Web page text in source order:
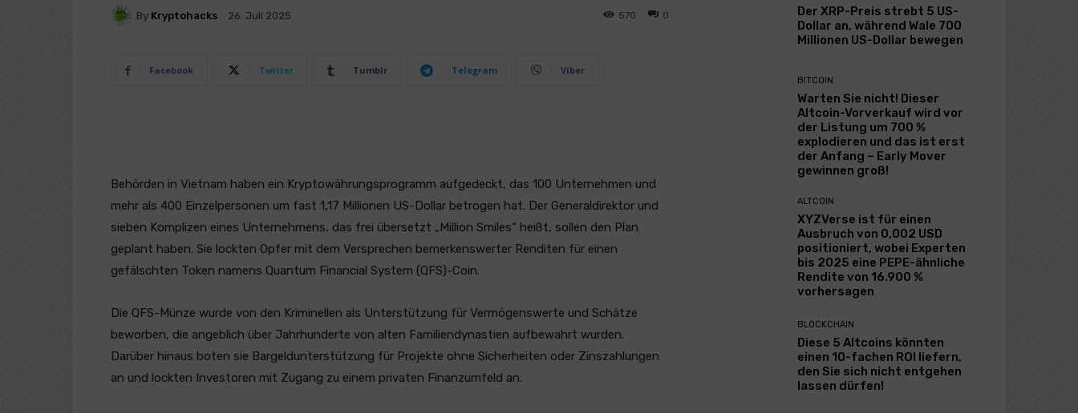
By Kryptohacks 26. Juli 2025 0
570
Facebook Twitter Tumblr Telegram Viber
Behörden in Vietnam haben ein Kryptowährungsprogramm aufgedeckt, das 100 Unternehmen und
mehr als 400 Einzelpersonen um fast 1,17 Millionen US-Dollar betrogen hat. Der Generaldirektor und
sieben Komplizen eines Unternehmens, das frei übersetzt „Million Smiles“ heißt, sollen den Plan
geplant haben. Sie lockten Opfer mit dem Versprechen bemerkenswerter Renditen für einen
gefälschten Token namens Quantum Financial System (QFS)-Coin.
Die QFS-Münze wurde von den Kriminellen als Unterstützung für Vermögenswerte und Schätze
beworben, die angeblich über Jahrhunderte von alten Familiendynastien aufbewahrt wurden.
Darüber hinaus boten sie Bargeldunterstützung für Projekte ohne Sicherheiten oder Zinszahlungen
an und lockten Investoren mit Zugang zu einem privaten Finanzumfeld an.
Der XRP-Preis strebt 5 US-
Dollar an, während Wale 700
Millionen US-Dollar bewegen
BITCOIN
Warten Sie nicht! Dieser
Altcoin-Vorverkauf wird vor
der Listung um 700 %
explodieren und das ist erst
der Anfang – Early Mover
gewinnen groß!
ALTCOIN
XYZVerse ist für einen
Ausbruch von 0,002 USD
positioniert, wobei Experten
bis 2025 eine PEPE-ähnliche
Rendite von 16.900 %
vorhersagen
BLOCKCHAIN
Diese 5 Altcoins könnten
einen 10-fachen ROI liefern,
den Sie sich nicht entgehen
lassen dürfen!